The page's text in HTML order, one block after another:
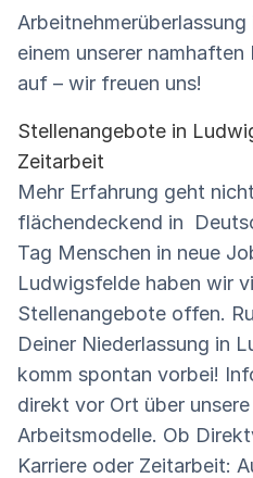
einem unserer
auf – wir freuen uns!
Stellenangebote in
Zeitarbeit
Mehr Erfahrung geht
flächendeckend in
Tag Menschen in neue
Ludwigsfelde haben wir
Stellenangebote offen.
Deiner Niederlassung in
komm spontan vorbei!
direkt vor Ort über
Arbeitsmodelle. Ob
Karriere oder Zeitarbeit: